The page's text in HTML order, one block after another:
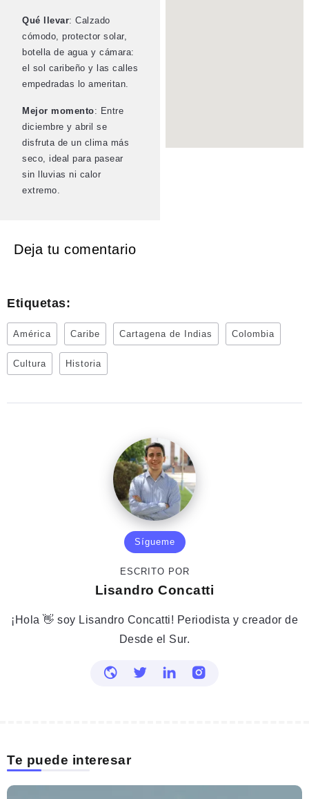
Qué llevar: Calzado
cómodo, protector solar,
botella de agua y cámara:
el sol caribeño y las calles
empedradas lo ameritan.
Mejor momento: Entre
diciembre y abril se
disfruta de un clima más
seco, ideal para pasear
sin lluvias ni calor
extremo.
Deja tu comentario
Etiquetas:
América Caribe Cartagena de Indias Colombia
Cultura Historia
Sígueme
ESCRITO POR
Lisandro Concatti
¡Hola 👋 soy Lisandro Concatti! Periodista y creador de
Desde el Sur.
Te puede interesar